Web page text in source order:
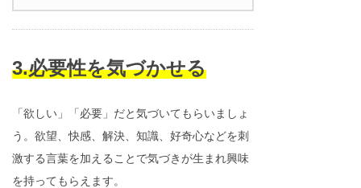
3.必要性を気づかせる
「欲しい」「必要」だと気づいてもらいましょ
う。欲望、快感、解決、知識、好奇心などを刺
激する言葉を加えることで気づきが生まれ興味
を持ってもらえます。